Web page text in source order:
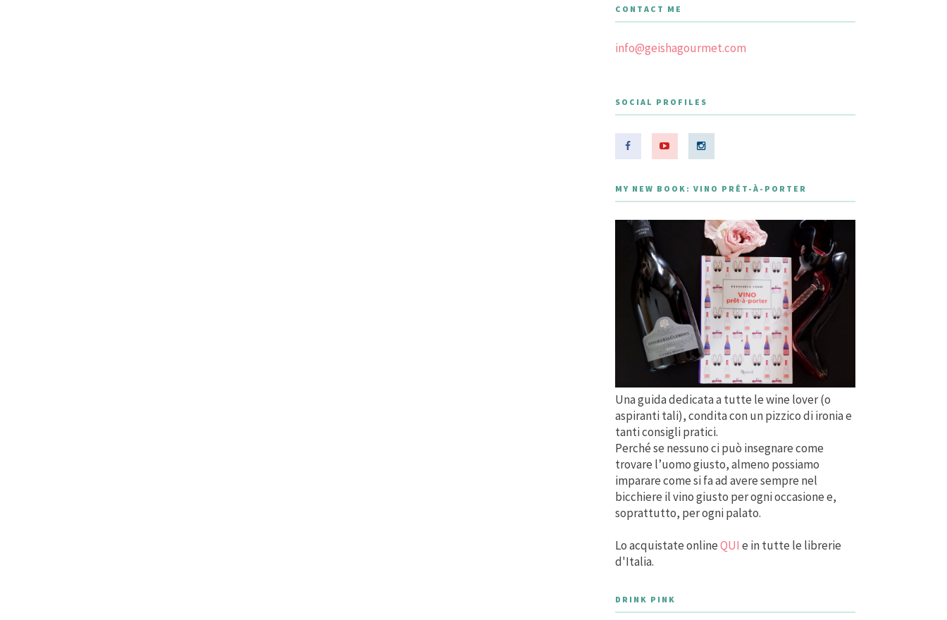
CONTACT ME
info@geishagourmet.com
SOCIAL PROFILES
MY NEW BOOK: VINO PRÊT-À-PORTER
Una guida dedicata a tutte le wine lover (o
aspiranti tali), condita con un pizzico di ironia e
tanti consigli pratici.
Perché se nessuno ci può insegnare come
trovare l’uomo giusto, almeno possiamo
imparare come si fa ad avere sempre nel
bicchiere il vino giusto per ogni occasione e,
soprattutto, per ogni palato.
Lo acquistate onlineQUI e in tutte le librerie
d'Italia.
DRINK PINK